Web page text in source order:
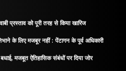
प्रस्ताव को पूरी तरह से किया खारिज
के लिए मजबूर नहीं : पेंटागन के पूर्व अधिकारी
मजबूत ऐतिहासिक संबंधों पर दिया जोर